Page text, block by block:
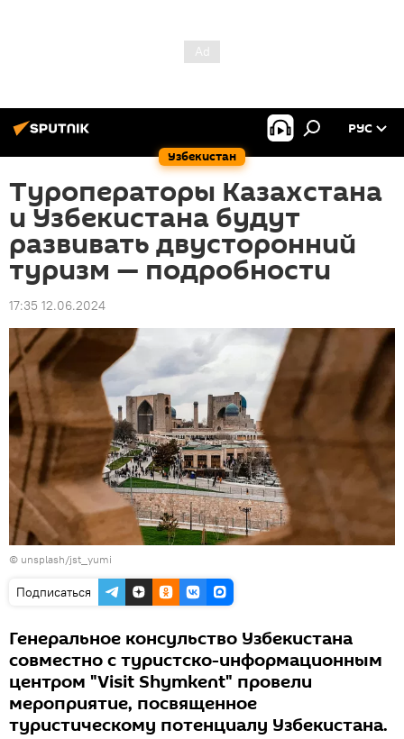
Узбекистан
РУС
Туроператоры Казахстана
и Узбекистана будут
развивать двусторонний
туризм — подробности
17:35 12.06.2024
© unsplash/jst_yumi
Подписаться
Генеральное консульство Узбекистана
совместно с туристско-информационным
центром "Visit Shymkent" провели
мероприятие, посвященное
туристическому потенциалу Узбекистана.